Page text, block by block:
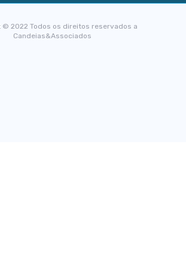
© 2022 Todos os direitos reservados a
Candeias&Associados